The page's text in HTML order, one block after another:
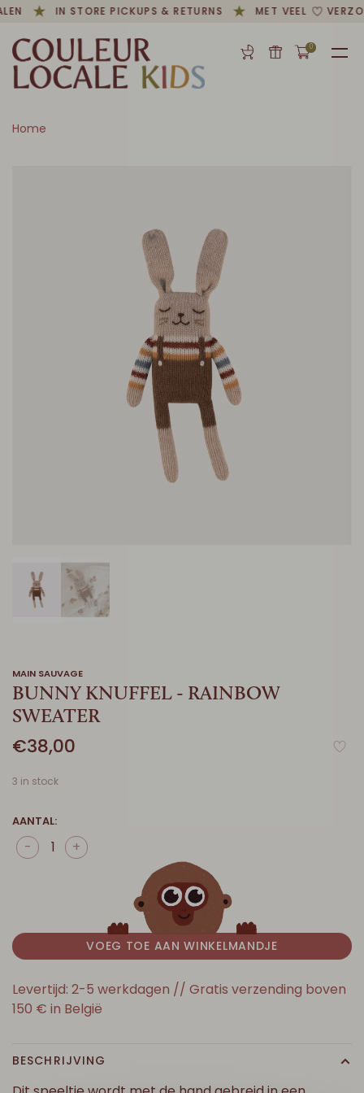
IN STORE PICKUPS & RETURNS MET VEEL
0
Home
MAIN SAUVAGE
BUNNY KNUFFEL - RAINBOW
SWEATER
€38,00
3 in stock
AANTAL:
+
-
VOEG TOE AAN WINKELMANDJE
Levertijd: 2-5 werkdagen // Gratis verzending boven
150 € in België
BESCHRIJVING